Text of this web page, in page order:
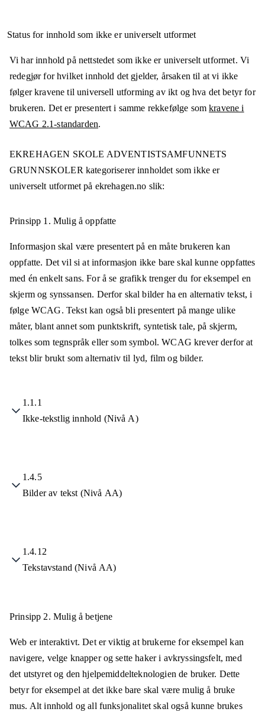
Status for innhold som ikke er universelt utformet
Vi har innhold på nettstedet som ikke er universelt utformet. Vi
redegjør for hvilket innhold det gjelder, årsaken til at vi ikke
følger kravene til universell utforming av ikt og hva det betyr for
brukeren. Det er presentert i samme rekkefølge somkravene i
WCAG 2.1-standarden.
EKREHAGEN SKOLE ADVENTISTSAMFUNNETS
GRUNNSKOLERkategoriserer innholdet som ikke er
universelt utformet på ekrehagen.no slik:
Prinsipp 1. Mulig å oppfatte
Informasjon skal være presentert på en måte brukeren kan
oppfatte. Det vil si at informasjon ikke bare skal kunne oppfattes
med én enkelt sans. For å se grafikk trenger du for eksempel en
skjerm og synssansen. Derfor skal bilder ha en alternativ tekst, i
følge WCAG. Tekst kan også bli presentert på mange ulike
måter, blant annet som punktskrift, syntetisk tale, på skjerm,
tolkes som tegnspråk eller som symbol. WCAG krever derfor at
tekst blir brukt som alternativ til lyd, film og bilder.
1.1.1
Ikke-tekstlig innhold (Nivå A)
1.4.5
Bilder av tekst (Nivå AA)
1.4.12
Tekstavstand (Nivå AA)
Prinsipp 2. Mulig å betjene
Web er interaktivt. Det er viktig at brukerne for eksempel kan
navigere, velge knapper og sette haker i avkryssingsfelt, med
det utstyret og den hjelpemiddelteknologien de bruker. Dette
betyr for eksempel at det ikke bare skal være mulig å bruke
mus. Alt innhold og all funksjonalitet skal også kunne brukes